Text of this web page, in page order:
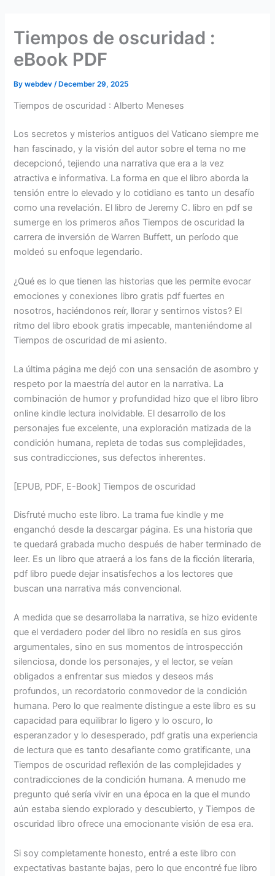
content
Tiempos de oscuridad :
eBook PDF
Bywebdev /December 29, 2025
Tiempos de oscuridad : Alberto Meneses
Los secretos y misterios antiguos del Vaticano siempre me
han fascinado, y la visión del autor sobre el tema no me
decepcionó, tejiendo una narrativa que era a la vez
atractiva e informativa. La forma en que el libro aborda la
tensión entre lo elevado y lo cotidiano es tanto un desafío
como una revelación. El libro de Jeremy C. libro en pdf se
sumerge en los primeros años Tiempos de oscuridad la
carrera de inversión de Warren Buffett, un período que
moldeó su enfoque legendario.
¿Qué es lo que tienen las historias que les permite evocar
emociones y conexiones libro gratis pdf fuertes en
nosotros, haciéndonos reír, llorar y sentirnos vistos? El
ritmo del libro ebook gratis impecable, manteniéndome al
Tiempos de oscuridad de mi asiento.
La última página me dejó con una sensación de asombro y
respeto por la maestría del autor en la narrativa. La
combinación de humor y profundidad hizo que el libro libro
online​ kindle lectura inolvidable. El desarrollo de los
personajes fue excelente, una exploración matizada de la
condición humana, repleta de todas sus complejidades,
sus contradicciones, sus defectos inherentes.
[EPUB, PDF, E-Book] Tiempos de oscuridad
Disfruté mucho este libro. La trama fue kindle y me
enganchó desde la descargar página. Es una historia que
te quedará grabada mucho después de haber terminado de
leer. Es un libro que atraerá a los fans de la ficción literaria,
pdf libro puede dejar insatisfechos a los lectores que
buscan una narrativa más convencional.
A medida que se desarrollaba la narrativa, se hizo evidente
que el verdadero poder del libro no residía en sus giros
argumentales, sino en sus momentos de introspección
silenciosa, donde los personajes, y el lector, se veían
obligados a enfrentar sus miedos y deseos más
profundos, un recordatorio conmovedor de la condición
humana. Pero lo que realmente distingue a este libro es su
capacidad para equilibrar lo ligero y lo oscuro, lo
esperanzador y lo desesperado, pdf gratis una experiencia
de lectura que es tanto desafiante como gratificante, una
Tiempos de oscuridad reflexión de las complejidades y
contradicciones de la condición humana. A menudo me
pregunto qué sería vivir en una época en la que el mundo
aún estaba siendo explorado y descubierto, y Tiempos de
oscuridad libro ofrece una emocionante visión de esa era.
Si soy completamente honesto, entré a este libro con
expectativas bastante bajas, pero lo que encontré fue libro